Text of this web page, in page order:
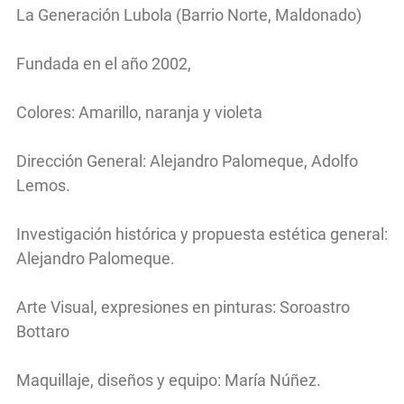
La Generación Lubola (Barrio Norte, Maldonado)
Fundada en el año 2002,
Colores: Amarillo, naranja y violeta
Dirección General: Alejandro Palomeque, Adolfo
Lemos.
Investigación histórica y propuesta estética general:
Alejandro Palomeque.
Arte Visual, expresiones en pinturas: Soroastro
Bottaro
Maquillaje, diseños y equipo: María Núñez.